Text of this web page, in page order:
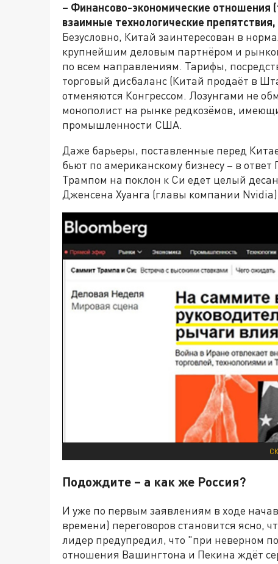
– Финансово-экономические отношения
взаимные технологические
Безусловно, Китай заинтересован в
крупнейшим деловым партнёром и
по всем направлениям. Тарифы,
торговый дисбаланс (Китай продаёт в
отменяются Конгрессом. Лозунгами не
монополист на рынке редкозёмов,
промышленности США.
Даже барьеры, поставленные перед
бьют по американскому бизнесу – в
Трампом на поклон к Си едет целый
Дженсена Хуанга (главы компании
Подождите – а как же Россия?
И уже по первым заявлениям в ходе
времени) переговоров становится ясно,
лидер предупредил, что "при неверном
отношения Вашингтона и Пекина ждёт